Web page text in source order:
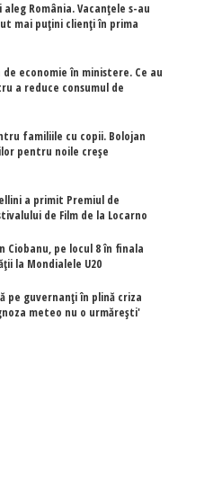
România. Vacanțele s-au
mai puțini clienți în prima
economie în ministere. Ce au
a reduce consumul de
familiile cu copii. Bolojan
pentru noile creșe
a primit Premiul de
de Film de la Locarno
pe locul 8 în finala
la Mondialele U20
pe guvernanți în plină criza
meteo nu o urmărești'